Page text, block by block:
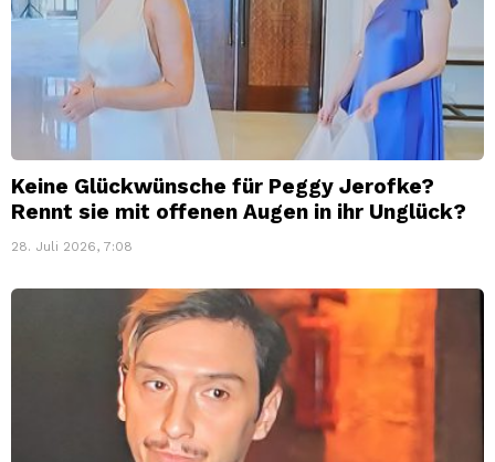
Keine Glückwünsche für Peggy Jerofke?
Rennt sie mit offenen Augen in ihr Unglück?
28. Juli 2026, 7:08